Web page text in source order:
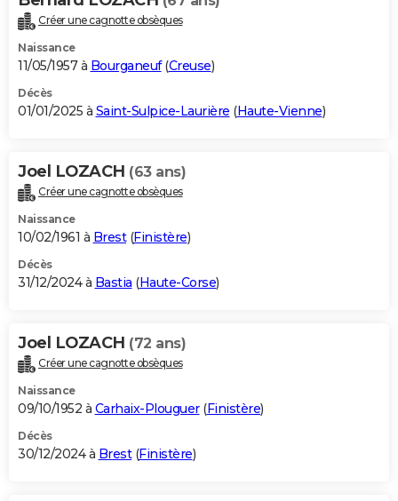
Créer une cagnotte obsèques
Naissance
11/05/1957 à Bourganeuf(Creuse)
Décès
01/01/2025 à Saint-Sulpice-Laurière (Haute-Vienne)
Joel LOZACH (63 ans)
Créer une cagnotte obsèques
Naissance
10/02/1961 à Brest(Finistère)
Décès
31/12/2024 à Bastia (Haute-Corse)
Joel LOZACH (72 ans)
Créer une cagnotte obsèques
Naissance
09/10/1952 à Carhaix-Plouguer(Finistère)
Décès
30/12/2024 à Brest(Finistère)